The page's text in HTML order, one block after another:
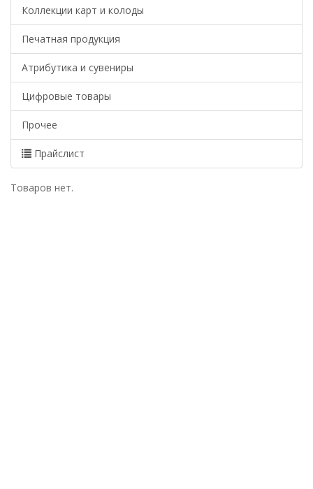
Коллекции карт и колоды
Печатная продукция
Атрибутика и сувениры
Цифровые товары
Прочее
Прайслист
Товаров нет.